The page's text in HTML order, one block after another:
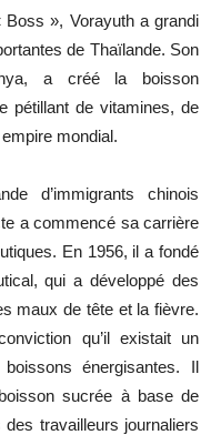
», Vorayuth a grandi
de Thaïlande. Son
a créé la boisson
pétillant de vitamines, de
mondial.
d’immigrants chinois
a commencé sa carrière
En 1956, il a fondé
qui a développé des
maux de tête et la fièvre.
qu’il existait un
énergisantes. Il
sucrée à base de
travailleurs journaliers